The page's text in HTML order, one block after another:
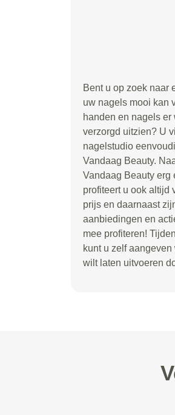
Bent u op zoek naar
uw nagels mooi kan
handen en nagels er
verzorgd uitzien? U
nagelstudio
Vandaag Beauty.
Vandaag Beauty erg
profiteert u ook altijd
prijs en daarnaast
aanbiedingen en
mee profiteren!
kunt u zelf
wilt laten uitvoeren